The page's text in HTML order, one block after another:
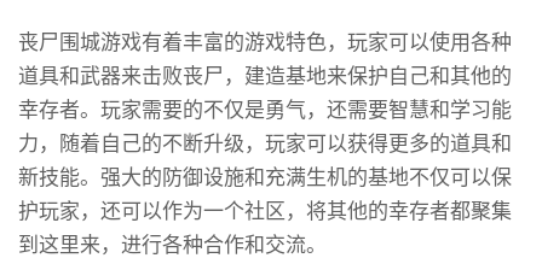
丧尸围城游戏有着丰富的游戏特色，玩家可以使用各种
道具和武器来击败丧尸，建造基地来保护自己和其他的
幸存者。玩家需要的不仅是勇气，还需要智慧和学习能
力，随着自己的不断升级，玩家可以获得更多的道具和
新技能。强大的防御设施和充满生机的基地不仅可以保
护玩家，还可以作为一个社区，将其他的幸存者都聚集
到这里来，进行各种合作和交流。